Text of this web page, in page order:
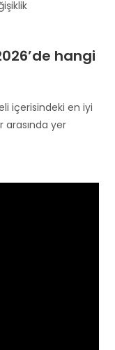
hangi
içerisindeki en iyi
yer